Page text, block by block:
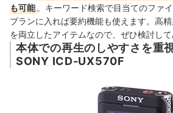
も可能 。キーワード検索で目当てのファ
プランに入れば要約機能も使えます。高
を両立したアイテムなので、 ぜひ検討して
本体での再生のしやすさを重
SONY ICD-UX570F